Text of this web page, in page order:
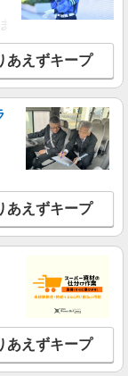
★交通費別途支給
を紹介
月2回払
・。○。・゜
を見る
】
・能力による） ※
規定あり） ゜
+゜ 入社祝い金10
○。・゜+゜
を見る
市岩槻区・久喜市・
あえずキープ
あえずキープ
あえずキープ